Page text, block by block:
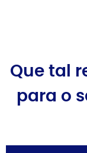
Que tal
para o